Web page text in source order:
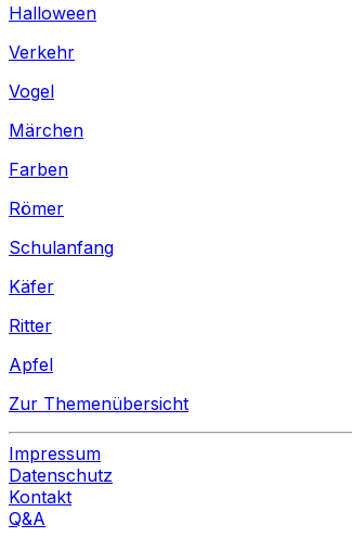
Halloween
Verkehr
Vogel
Märchen
Farben
Römer
Schulanfang
Käfer
Ritter
Apfel
Zur Themenübersicht
Impressum
Datenschutz
Kontakt
Q&A